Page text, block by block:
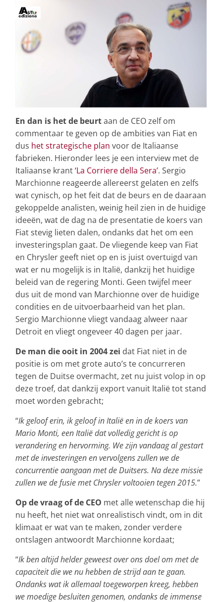
En dan is het de beurtaan de CEO zelf om
commentaar te geven op de ambities van Fiat en
dus het strategische plan voor de Italiaanse
fabrieken. Hieronder lees je een interview met de
Italiaanse krant‘La Corriere della Sera’. Sergio
Marchionne reageerde allereerst gelaten en zelfs
wat cynisch, op het feit dat de beurs en de daaraan
gekoppelde analisten, weinig heil zien in de huidige
ideeën, wat de dag na de presentatie de koers van
Fiat stevig lieten dalen, ondanks dat het om een
investeringsplan gaat. De vliegende keep van Fiat
en Chrysler geeft niet op en is juist overtuigd van
wat er nu mogelijk is in Italië, dankzij het huidige
beleid van de regering Monti. Geen twijfel meer
dus uit de mond van Marchionne over de huidige
condities en de uitvoerbaarheid van het plan.
Sergio Marchionne vliegt vandaag alweer naar
Detroit en vliegt ongeveer 40 dagen per jaar.
De man die ooit in 2004 zei dat Fiat niet in de
positie is om met grote auto’s te concurreren
tegen de Duitse overmacht, zet nu juist volop in op
deze troef, dat dankzij export vanuit Italië tot stand
moet worden gebracht;
“Ik geloof erin, ik geloof in Italië en in de koers van
Mario Monti, een Italië dat volledig gericht is op
verandering en hervorming. We zijn vandaag al gestart
met de investeringen en vervolgens zullen we de
concurrentie aangaan met de Duitsers. Na deze missie
zullen we de fusie met Chrysler voltooien tegen 2015.”
Op de vraag of de CEO met alle wetenschap die hij
nu heeft, het niet wat onrealistisch vindt, om in dit
klimaat er wat van te maken, zonder verdere
ontslagen antwoordt Marchionne kordaat;
“Ik ben altijd helder geweest over ons doel om met de
capaciteit die we nu hebben de strijd aan te gaan.
Ondanks wat ik allemaal toegeworpen kreeg, hebben
we moedige besluiten genomen, ondanks de immense